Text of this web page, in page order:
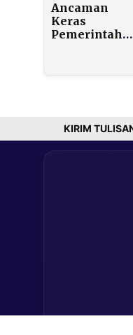
Ancaman
Keras
Pemerintah
KIRIM